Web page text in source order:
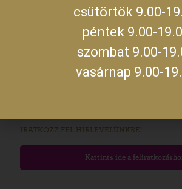
Kastélyunkat Gyula belvárosában, a Gyulai
úton, míg Szeged és Debrecen felől a 47-es
keresztül közelítheted meg.
utcán vagy a Maróthy téren tudsz. Ha
érkeznétek, az előzetes egyeztetés alkalmával
IRATKOZZ FEL HÍRLEVELÜNKRE!
Kattints ide a
csütörtök 9.00-
péntek 9.00-
szombat 9.00-
vasárnap 9.00-